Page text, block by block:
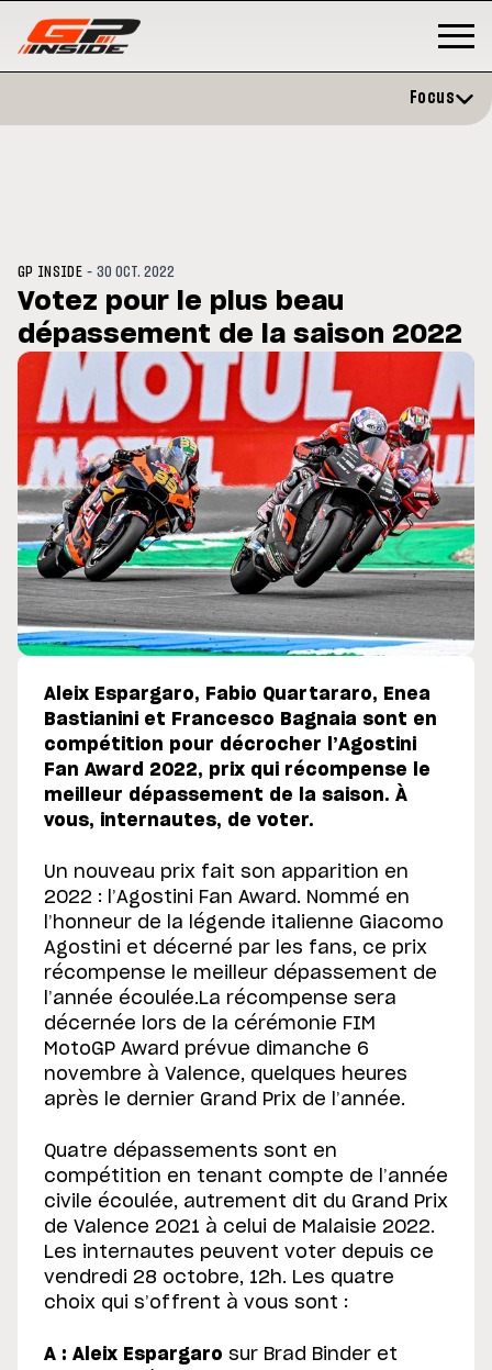
: Horaires et
du GP de Grande-
MOTO GP
Zarco évite l'opération et vise
retour en septembre
Focus
GP INSIDE -30 OCT. 2022
Votez pour le plus beau
dépassement de la saison 2022
Aleix Espargaro, Fabio Quartararo, Enea
Bastianini et Francesco Bagnaia sont en
compétition pour décrocher l’Agostini
Fan Award 2022, prix qui récompense le
meilleur dépassement de la saison. À
vous, internautes, de voter.
Un nouveau prix fait son apparition en
2022 : l’Agostini Fan Award. Nommé en
l’honneur de la légende italienne Giacomo
Agostini et décerné par les fans, ce prix
récompense le meilleur dépassement de
l’année écoulée.La récompense sera
décernée lors de la cérémonie FIM
MotoGP Award prévue dimanche 6
novembre à Valence, quelques heures
après le dernier Grand Prix de l’année.
Quatre dépassements sont en
compétition en tenant compte de l’année
civile écoulée, autrement dit du Grand Prix
de Valence 2021 à celui de Malaisie 2022.
Les internautes peuvent voter depuis ce
vendredi 28 octobre, 12h. Les quatre
choix qui s’offrent à vous sont :
A : Aleix Espargaro sur Brad Binder et